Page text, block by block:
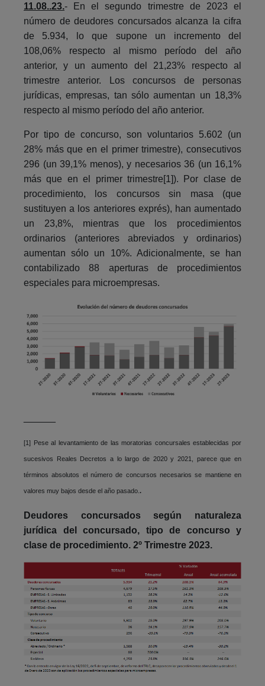
11.08..23.- En el segundo trimestre de 2023 el
número de deudores concursados alcanza la cifra
de 5.934, lo que supone un incremento del
108,06% respecto al mismo período del año
anterior, y un aumento del 21,23% respecto al
trimestre anterior. Los concursos de personas
jurídicas, empresas, tan sólo aumentan un 18,3%
respecto al mismo período del año anterior.
Por tipo de concurso, son voluntarios 5.602 (un
28% más que en el primer trimestre), consecutivos
296 (un 39,1% menos), y necesarios 36 (un 16,1%
más que en el primer trimestre[1]). Por clase de
procedimiento, los concursos sin masa (que
sustituyen a los anteriores exprés), han aumentado
un 23,8%, mientras que los procedimientos
ordinarios (anteriores abreviados y ordinarios)
aumentan sólo un 10%. Adicionalmente, se han
contabilizado 88 aperturas de procedimientos
especiales para microempresas.
[1] Pese al levantamiento de las moratorias concursales establecidas por
sucesivos Reales Decretos a lo largo de 2020 y 2021, parece que en
términos absolutos el número de concursos necesarios se mantiene en
valores muy bajos desde el año pasado. .
Deudores concursados según naturaleza
jurídica del concursado, tipo de concurso y
clase de procedimiento. 2º Trimestre 2023.